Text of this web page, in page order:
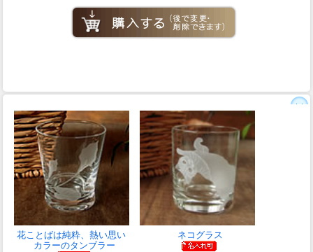
花ことばは純粋、熱い思い
カラーのタンブラー
ネコグラス